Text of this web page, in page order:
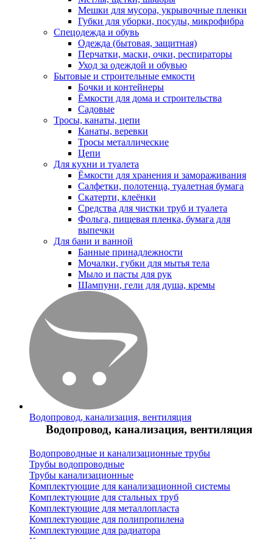
Мешки для мусора, укрывочные пленки
Губки для уборки, посуды, микрофибра
Спецодежда и обувь
Одежда (бытовая, защитная)
Перчатки, маски, очки, респираторы
Уход за одеждой и обувью
Бытовые и строительные емкости
Бочки и контейнеры
Ёмкости для дома и строительства
Садовые
Тросы, канаты, цепи
Канаты, веревки
Тросы металлические
Цепи
Для кухни и туалета
Ёмкости для хранения и замораживания
Салфетки, полотенца, туалетная бумага
Скатерти, клеёнки
Средства для чистки труб и туалета
Фольга, пищевая пленка, бумага для
выпечки
Для бани и ванной
Банные принадлежности
Мочалки, губки для мытья тела
Мыло и пасты для рук
Шампуни, гели для душа, кремы
Водопровод, канализация, вентиляция
Водопровод, канализация, вентиляция
Водопроводные и канализационные трубы
Трубы водопроводные
Трубы канализационные
Комплектующие для канализационной системы
Комплектующие для стальных труб
Комплектующие для металлопласта
Комплектующие для полипропилена
Комплектующие для радиатора